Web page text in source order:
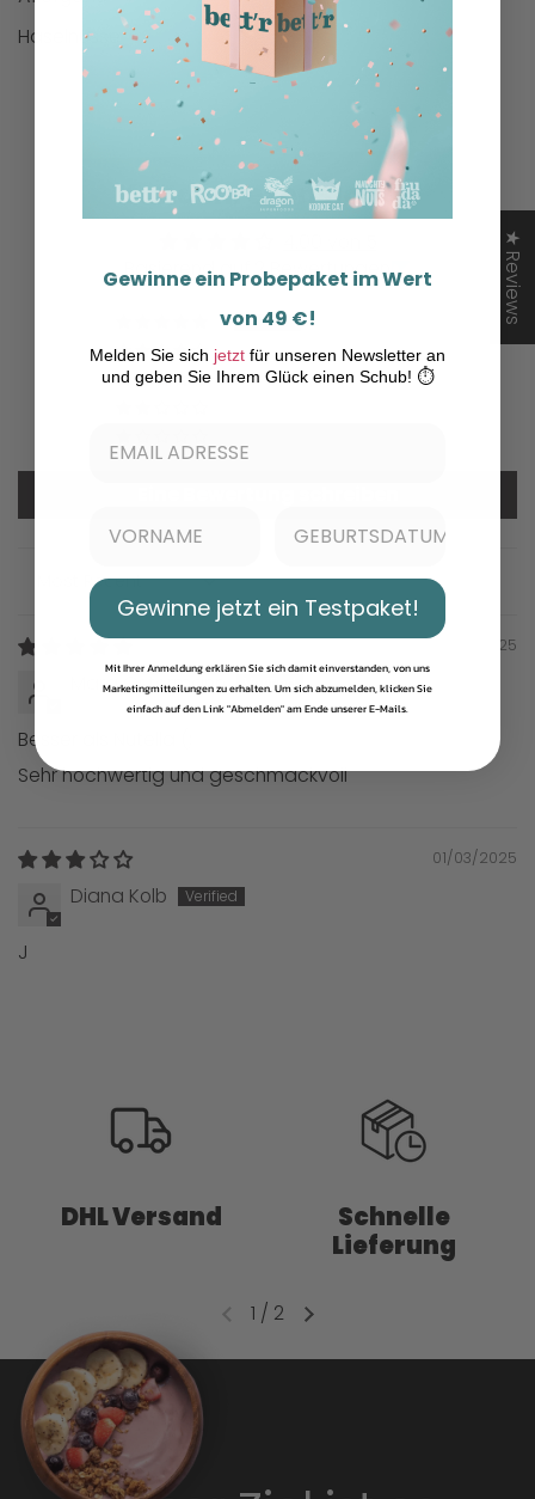
Haselnüsse
Kundenrezensionen
Basierend auf 2 Bewertungen
0
1
08/25/2025
Mara Ostermann
Besser als Nutella (;
Sehr hochwertig und geschmackvoll
01/03/2025
Diana Kolb
J
DHL Versand
Schnelle
Lieferung
1 / 2
★ Reviews
Gewinne ein Probepaket im Wert
von 49 €!
Melden Sie sich jetzt für unseren Newsletter an
und geben Sie Ihrem Glück einen Schub! ⏱️
Gewinne jetzt ein Testpaket!
Mit Ihrer Anmeldung erklären Sie sich damit einverstanden, von uns
Marketingmitteilungen zu erhalten. Um sich abzumelden, klicken Sie
einfach auf den Link "Abmelden" am Ende unserer E-Mails.